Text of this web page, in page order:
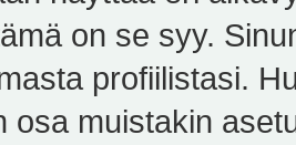
on se syy.
profiilistasi.
osa muistakin